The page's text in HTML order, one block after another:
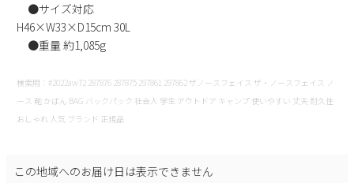
●サイズ対応
H46×W33×D15cm 30L
●重量 約1,085g
検索用：#2022aw72 287876 287875 297861 297862 ザノースフェイス ザ・ノースフェイス ノ
ース 鞄 かばん BAG バックパック 社会人 学生 アウトドア キャンプ 使いやすい 丈夫 耐久性
おしゃれ 人気 ブランド 正規品
この地域へのお届け日は表示できません